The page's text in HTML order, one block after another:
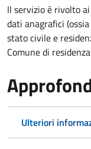
Il servizio è rivolto
dati anagrafici
stato civile e
Comune di
Ulteriori